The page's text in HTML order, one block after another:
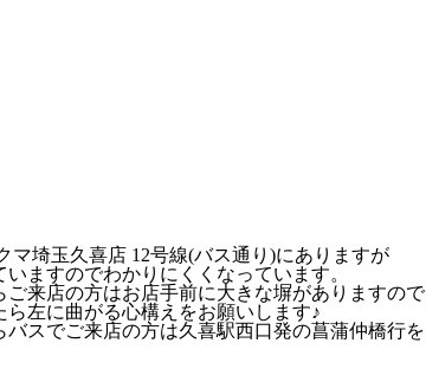
マ埼玉久喜店 12号線(バス通り)にありますが
いますのでわかりにくくなっています。
ご来店の方はお店手前に大きな塀がありますので
ら左に曲がる心構えをお願いします♪
バスでご来店の方は久喜駅西口発の菖蒲仲橋行